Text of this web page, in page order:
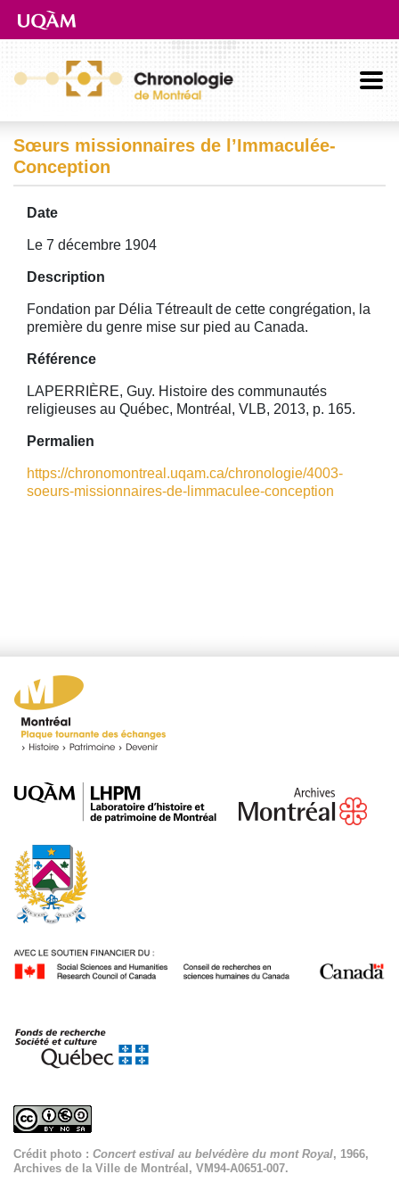
Aller directement au contenu principal
Sœurs missionnaires de l’Immaculée-
Conception
Date
Le 7 décembre 1904
Description
Fondation par Délia Tétreault de cette congrégation, la
première du genre mise sur pied au Canada.
Référence
LAPERRIÈRE, Guy. Histoire des communautés
religieuses au Québec, Montréal, VLB, 2013, p. 165.
Permalien
https://chronomontreal.uqam.ca/chronologie/4003-
soeurs-missionnaires-de-limmaculee-conception
Crédit photo : Concert estival au belvédère du mont Royal, 1966,
Archives de la Ville de Montréal, VM94-A0651-007.